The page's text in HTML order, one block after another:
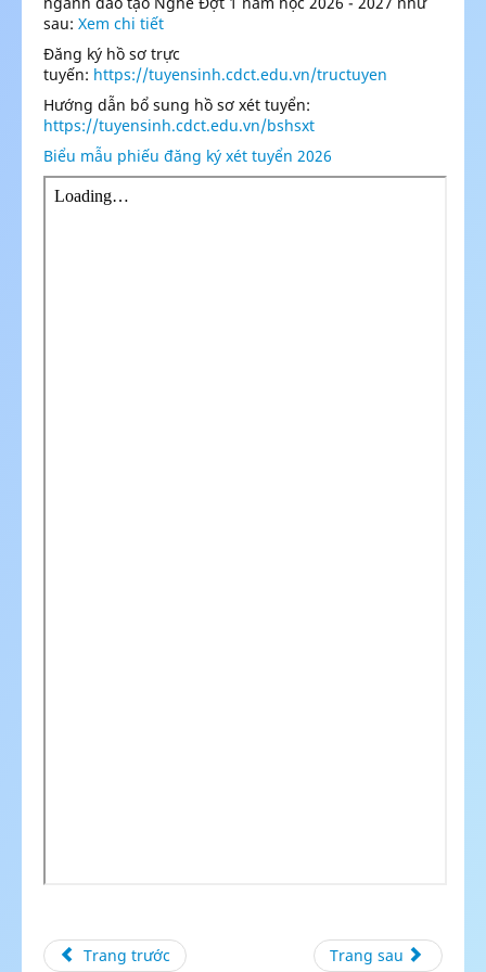
sau: Xem chi tiết
Đăng ký hồ sơ trực
tuyến: https://tuyensinh.cdct.edu.vn/tructuyen
Hướng dẫn bổ sung hồ sơ xét tuyển:
https://tuyensinh.cdct.edu.vn/bshsxt
Biểu mẫu phiếu đăng ký xét tuyển 2026
Trang trước Trang sau